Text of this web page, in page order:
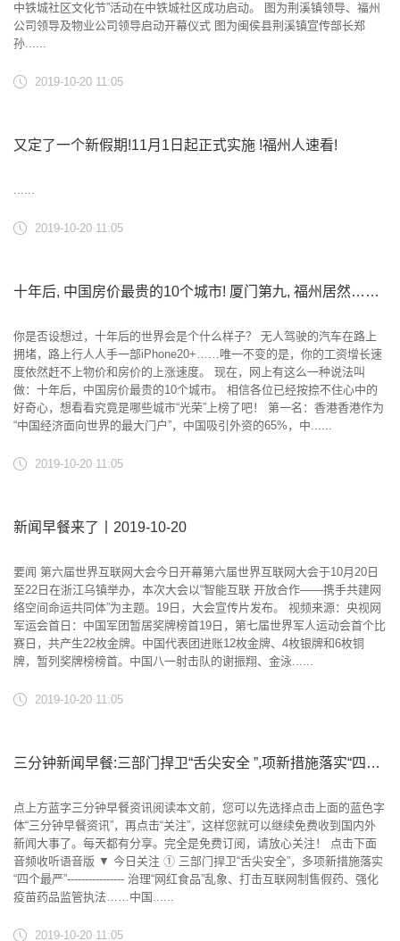
中铁城社区文化节”活动在中铁城社区成功启动。 图为荆溪镇领导、福州
公司领导及物业公司领导启动开幕仪式 图为闽侯县荆溪镇宣传部长郑
孙......
2019-10-20 11:05
又定了一个新假期!11月1日起正式实施 !福州人速看!
......
2019-10-20 11:05
十年后, 中国房价最贵的10个城市! 厦门第九, 福州居然……
你是否设想过，十年后的世界会是个什么样子？ 无人驾驶的汽车在路上
拥堵，路上行人人手一部iPhone20+……唯一不变的是，你的工资增长速
度依然赶不上物价和房价的上涨速度。 现在，网上有这么一种说法叫
做：十年后，中国房价最贵的10个城市。 相信各位已经按捺不住心中的
好奇心，想看看究竟是哪些城市“光荣”上榜了吧！ 第一名：香港香港作为
“中国经济面向世界的最大门户”，中国吸引外资的65%，中......
2019-10-20 11:05
新闻早餐来了丨2019-10-20
要闻 第六届世界互联网大会今日开幕第六届世界互联网大会于10月20日
至22日在浙江乌镇举办，本次大会以“智能互联 开放合作——携手共建网
络空间命运共同体”为主题。19日，大会宣传片发布。 视频来源：央视网
军运会首日：中国军团暂居奖牌榜首19日，第七届世界军人运动会首个比
赛日，共产生22枚金牌。中国代表团进账12枚金牌、4枚银牌和6枚铜
牌，暂列奖牌榜榜首。中国八一射击队的谢振翔、金泳......
2019-10-20 11:05
三分钟新闻早餐:三部门捍卫“舌尖安全 ”,项新措施落实“四个最严”
点上方蓝字三分钟早餐资讯阅读本文前，您可以先选择点击上面的蓝色字
体“三分钟早餐资讯”，再点击“关注”，这样您就可以继续免费收到国内外
新闻大事了。每天都有分享。完全是免费订阅，请放心关注！ 点击下面
音频收听语音版 ▼ 今日关注 ① 三部门捍卫“舌尖安全”，多项新措施落实
“四个最严”---------------- 治理“网红食品”乱象、打击互联网制售假药、强化
疫苗药品监管执法……中国......
2019-10-20 11:05